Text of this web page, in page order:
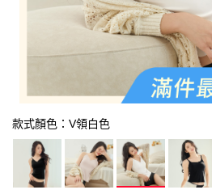
款式顏色：V領白色